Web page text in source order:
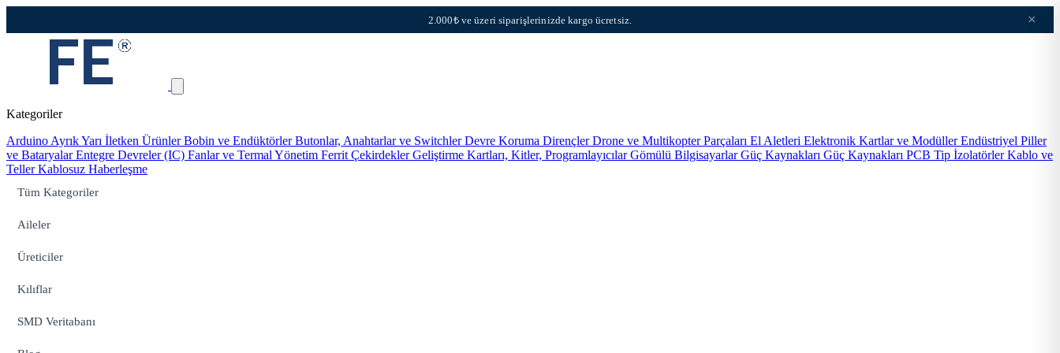
2.000₺ ve üzeri siparişlerinizde kargo ücretsiz. ×
Kategoriler
Arduino Ayrık Yarı İletken ÜrünlerBobin ve EndüktörlerButonlar, Anahtarlar ve SwitchlerDevre Koruma DirençlerDrone ve Multikopter Parçaları El Aletleri Elektronik Kartlar ve ModüllerEndüstriyel Piller
ve BataryalarEntegre Devreler (IC) Fanlar ve Termal Yönetim Ferrit ÇekirdeklerGeliştirme Kartları, Kitler, ProgramlayıcılarGömülü BilgisayarlarGüç Kaynakları Güç Kaynakları PCB Tip İzolatörlerKablo ve
TellerKablosuz Haberleşme
Tüm Kategoriler
Aileler
Üreticiler
Kılıflar
SMD Veritabanı